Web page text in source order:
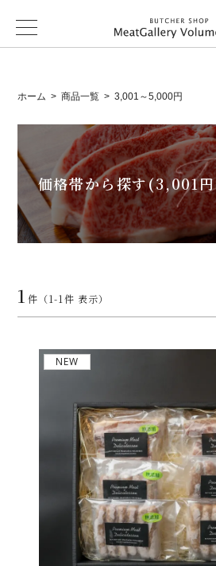
ホーム 商品一覧 3,001～5,000円
価格帯から探す(3,001
1 件（1-1件 表示）
NEW